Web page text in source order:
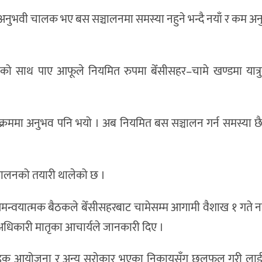
चालक भए बस सञ्चालनमा समस्या नहुने भन्दै नयाँ र कम
साथ पाए आफूले नियमित रुपमा बेँसीसहर–चामे खण्डमा
अनुभव पनि भयो । अब नियमित बस सञ्चालन गर्न समस्या
तयारी थालेको छ ।
बैठकले बेँसीसहरबाट चामेसम्म आगामी वैशाख १ गते
मातृका आचार्यले जानकारी दिए ।